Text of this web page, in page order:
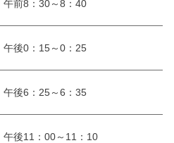
午前8：30～8：40
午後0：15～0：25
午後6：25～6：35
午後11：00～11：10